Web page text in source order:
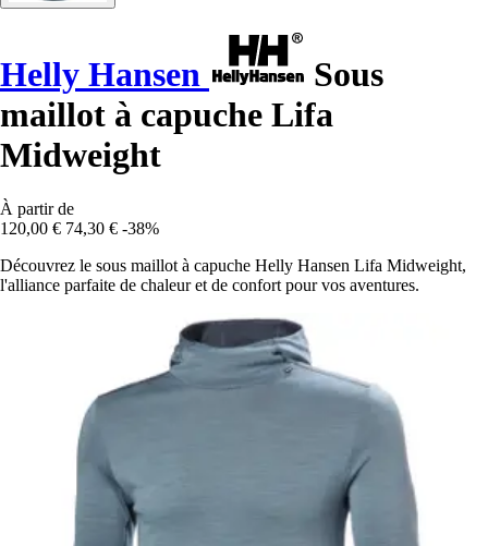
Helly Hansen
Sous
maillot à capuche Lifa
Midweight
À partir de
120,00 € 74,30 € -38%
Découvrez le sous maillot à capuche Helly Hansen Lifa Midweight,
l'alliance parfaite de chaleur et de confort pour vos aventures.